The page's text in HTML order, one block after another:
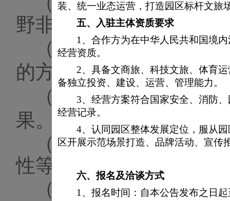
装、统一业态运营，打造园区标杆文旅
五、 入驻主体资质要求
1、合作方为在中华人民共和国境
经营资质。
2、具备文商旅、科技文旅、体育
备独立投资、建设、运营、管理能力。
3、经营方案符合国家安全、消防
经营记录。
4、认同园区整体发展定位，服从
区开展示范场景打造、品牌活动、宣传
六、报名及洽谈方式
1、报名时间：自本公告发布之日
野非洲区、神秘中东区
（ 2）地点：西园（
的方案为准）。
（
） 氛围装饰具有
果。
（ 4）搭建材料需考
性等问题
。
（
）符合石景山游